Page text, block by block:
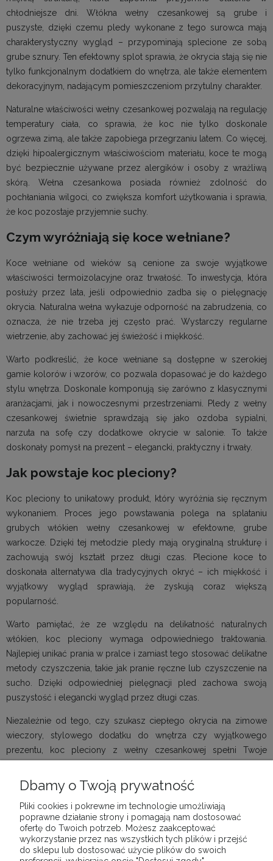
chłodniejsze dni. Włókna wełny czesankowej są grube i
puszyste, dzięki czemu pledy wykonane z tego surowca mają
charakterystyczny wygląd – przypominają splecione ze sobą
grube sznury. Ten efektowny splot sprawia, że okrycia stają się nie
tylko funkcjonalnym dodatkiem do wnętrza, ale także elementem
dekoracyjnym, nadającym pomieszczeniom przytulny charakter.
Naturalne właściwości wełny czesankowej pozwalają na regulację
temperatury ciała, co sprawia, że koc nie tylko doskonale
ogrzewa zimą, ale także zapobiega przegrzaniu latem. Co więcej,
dzięki hipoalergicznym właściwościom materiału, koce te mogą
być bezpiecznie używane przez alergików i osoby z wrażliwą
skórą. Wełna czesankowa posiada również zdolność do
pochłaniania wilgoci, co zwiększa komfort użytkowania i sprawia,
że koc pozostaje przyjemnie suchy.
Czym wyróżniają się koce wełniane?
Koce wełniane od wieków są cenione za swoje wyjątkowe
właściwości termoizolacyjne oraz trwałość. To inwestycja, która
posłuży przez lata, jeśli odpowiednio zadba się o pielęgnację
okrycia. Naturalna wełna wykazuje odporność na zabrudzenia, co
oznacza, że nie trzeba jej często prać. Wystarczy regularne
wietrzenie, aby zachować jej świeżość i miękkość.
Warto podkreślić, że koce wełniane są dostępne w szerokiej
gamie kolorów i wzorów, co pozwala dopasować je do każdego
stylu wnętrza. Doskonale komponują się zarówno z klasycznymi
aranżacjami, jak i nowoczesnymi przestrzeniami. Pledy z wełny
czesankowej świetnie sprawdzają się jako ozdoba sypialni,
narzuta na sofę czy dodatkowe okrycie w salonie. To także
doskonały pomysł na prezent – elegancki, praktyczny i trwały.
Jak powstaje koc pleciony?
Koc pleciony to unikatowy produkt, który wyróżnia się ręcznym
wykonaniem. Proces jego powstawania polega na splataniu
grubych włókien wełny czesankowej w efektowne, grube
warkocze. Dzięki tej metodzie pledy mają oryginalną strukturę i
zachowują swój kształt przez długi czas. Plecione koce to
doskonała alternatywa dla tradycyjnych okryć – ich miękkość i
wyjątkowy wygląd sprawiają, że zyskują coraz większą
popularność.
Warto pamiętać, że ze względu na delikatność naturalnych
włókien, koc pleciony wymaga odpowiedniego traktowania.
Najlepiej unikać prania w pralce i zamiast tego stosować delikatne
metody czyszczenia, takie jak pranie ręczne lub czyszczenie na
sucho. Dzięki odpowiedniej pielęgnacji pled zachowa swoją
puszystość i elegancki wygląd przez długi czas.
Niezależnie od tego, czy szukasz ciepłego okrycia na zimowe
wieczory, stylowego dodatku do wnętrza czy wyjątkowego
prezentu, koc pleciony z wełny czesankowej spełni Twoje
estetyki, które doceni każdy miłośnik wysokiej jakości tekstyliów.
POMOC
Dbamy o Twoją prywatność
Pliki cookies i pokrewne im technologie umożliwiają
poprawne działanie strony i pomagają nam dostosować
ofertę do Twoich potrzeb. Możesz zaakceptować
wykorzystanie przez nas wszystkich tych plików i przejść
do sklepu lub dostosować użycie plików do swoich